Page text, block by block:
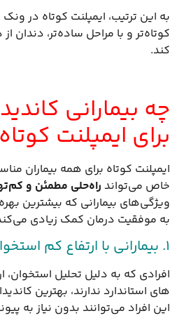
به این ترتیب، ایمپلنت کوتاه در
کوتاه‌تر و با مراحل ساده‌تر، دندان
کند.
چه بیمارانی
برای ایمپلنت
ایمپلنت کوتاه برای همه بیماران
خاص می‌تواند راه‌حلی مطمئن و
ویژگی‌های بیمارانی که بیشترین
به موفقیت درمان کمک زیادی
۱. بیمارانی با ارتفاع کم استخوان فک
افرادی که به دلیل تحلیل استخوان،
های استاندارد ندارند، بهترین
این افراد می‌توانند بدون نیاز به